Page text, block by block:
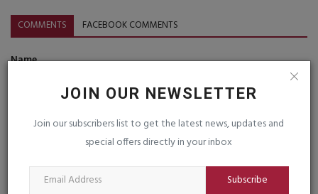
JOIN OUR NEWSLETTER
Join our subscribers list to get the latest news, updates and
special offers directly in your inbox
Subscribe
COMMENTS FACEBOOK COMMENTS
Name
Email
Comment